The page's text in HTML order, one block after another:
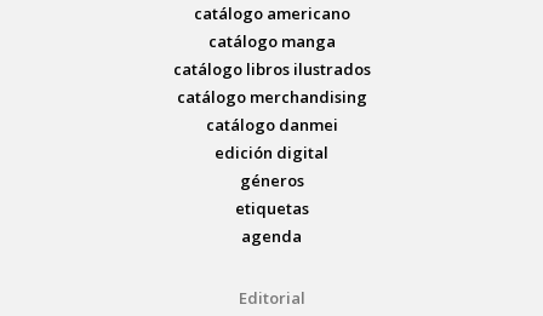
catálogo americano
catálogo manga
catálogo libros ilustrados
catálogo merchandising
catálogo danmei
edición digital
géneros
etiquetas
agenda
Editorial